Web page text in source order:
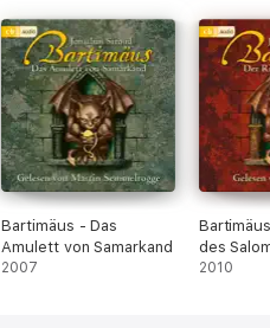
Bartimäus - Das
Amulett von Samarkand
2007
des
2010